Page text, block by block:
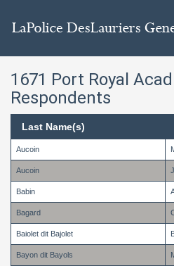
1671 Port Royal
Respondents
Last Name(s)
Aucoin
Aucoin
Babin
Bagard
Baiolet dit Bajolet
Bayon dit Bayols